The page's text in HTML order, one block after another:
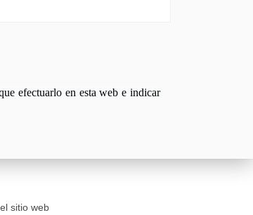
efectuarlo en esta web e indicar
sitio web